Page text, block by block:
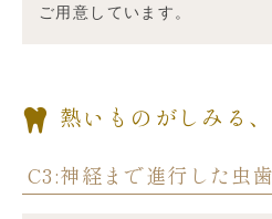
ご用意しています。
熱いものがしみる
C3:神経まで進行した虫歯